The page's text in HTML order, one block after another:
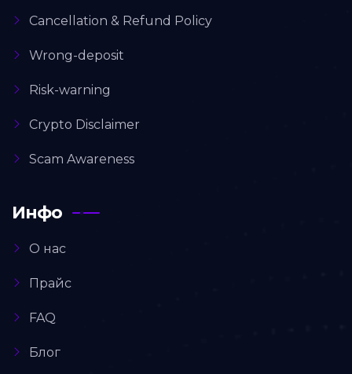
Cancellation & Refund Policy
Wrong-deposit
Risk-warning
Crypto Disclaimer
Scam Awareness
Инфо
О нас
Прайс
FAQ
Блог